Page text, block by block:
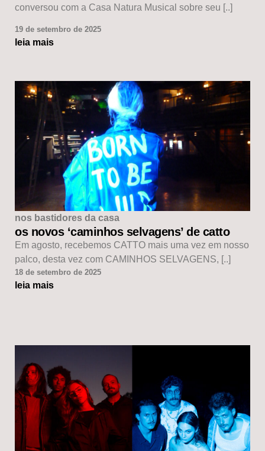
conversou com a Casa Natura Musical sobre seu [..]
19 de setembro de 2025
leia mais
nos bastidores da casa
os novos ‘caminhos selvagens’ de catto
Em agosto, recebemos CATTO mais uma vez em nosso
palco, desta vez com CAMINHOS SELVAGENS, [..]
18 de setembro de 2025
leia mais